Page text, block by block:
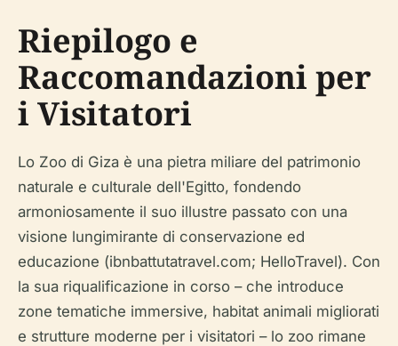
Riepilogo e
Raccomandazioni per
i Visitatori
Lo Zoo di Giza è una pietra miliare del patrimonio
naturale e culturale dell'Egitto, fondendo
armoniosamente il suo illustre passato con una
visione lungimirante di conservazione ed
educazione (ibnbattutatravel.com; HelloTravel). Con
la sua riqualificazione in corso – che introduce
zone tematiche immersive, habitat animali migliorati
e strutture moderne per i visitatori – lo zoo rimane